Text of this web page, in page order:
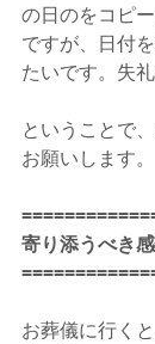
の日のをコピ
ですが、日付
たいです。失
ということで
お願いします。
寄り添うべき
お葬儀に行く